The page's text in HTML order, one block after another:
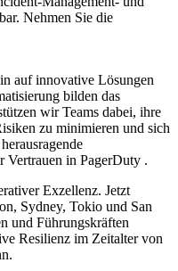
Nehmen Sie die
auf innovative Lösungen
bilden das
wir Teams dabei, ihre
zu minimieren und sich
Vertrauen in PagerDuty .
Exzellenz. Jetzt
Sydney, Tokio und San
und Führungskräften
Resilienz im Zeitalter von